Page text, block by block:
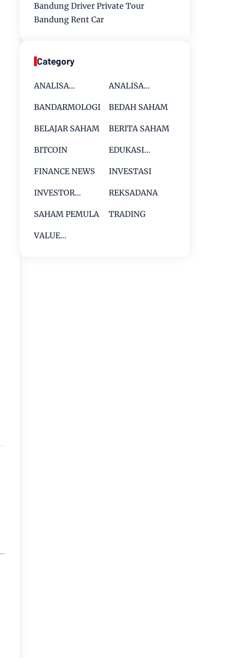
Bandung Driver Private Tour
Bandung Rent Car
Category
ANALISA
SAHAM
ANALISA
SAHAM
BANDARMOLOGI BEDAH SAHAM
BELAJAR SAHAM BERITA SAHAM
BITCOIN
EDUKASI
FINANCE NEWS
INVESTASI
INVESTOR
REKSADANA
SAHAM PEMULA TRADING
VALUE